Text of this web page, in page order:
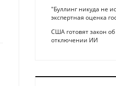
"Буллинг никуда не
экспертная оценка
США готовят закон
отключении ИИ